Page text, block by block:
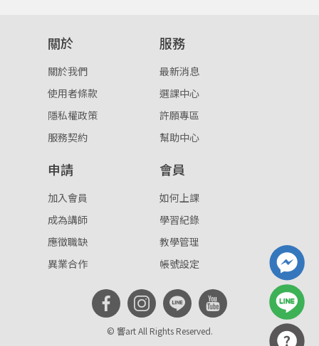
或
註冊
按下註冊即代表你同意我們的 使用者條款
。
重設密碼
關於
關於我們
使用者條款
隱私權政策
服務契約
服務
最新消息
選課中心
許願專區
幫助中心
申請
加入會員
成為講師
應徵職缺
異業合作
會員
如何上課
學習紀錄
教學管理
帳號設定
© 響art All Rights Reserved.